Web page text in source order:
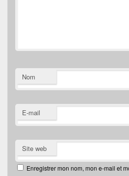
Nom
E-mail
Site web
Enregistrer mon nom, mon e-mail et